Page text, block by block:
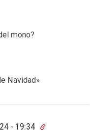
mono?
Navidad»
- 19:34